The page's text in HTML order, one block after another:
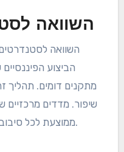
השוואה
השוואה
הביצוע
מתקנים דומים. תהליך
שיפור. מדדים
ממוצעת לכל סיבוב, עלות לכל סיבוב ורווחיות כוללת.